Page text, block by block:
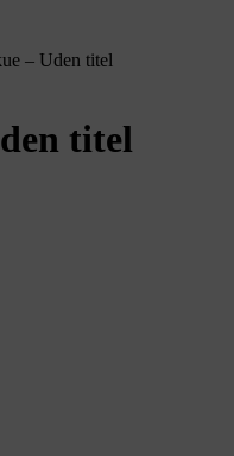
– Uden titel
titel